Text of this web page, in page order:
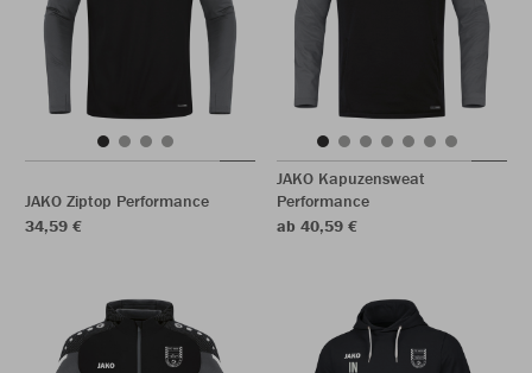
JAKO Ziptop Performance
34,59 €
JAKO Kapuzensweat
Performance
ab 40,59 €